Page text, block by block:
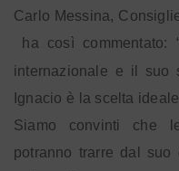
Carlo Messina,
ha così commentato:
internazionale e il suo
Ignacio è la scelta
Siamo convinti che
potranno trarre dal suo